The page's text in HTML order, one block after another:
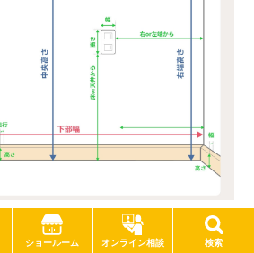
ショールーム オンライン相談 検索